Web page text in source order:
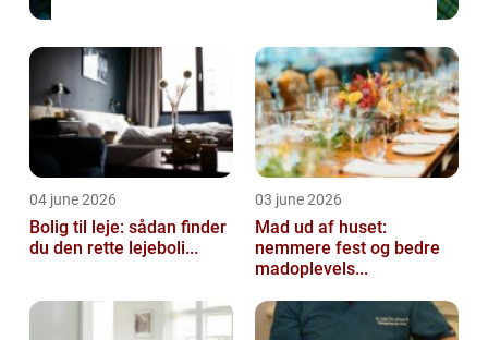
04 june 2026
Bolig til leje: sådan finder
du den rette lejeboli...
03 june 2026
Mad ud af huset:
nemmere fest og bedre
madoplevels...